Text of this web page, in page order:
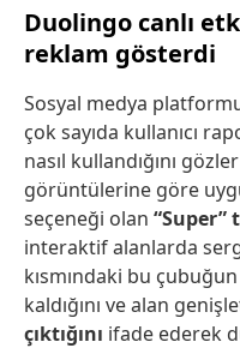
Duolingo canlı
reklam gösterdi
Sosyal medya
çok sayıda kullanıcı
nasıl kullandığını
görüntülerine göre
seçeneği olan
interaktif alanlarda
kısmındaki bu
kaldığını ve alan
çıktığını ifade ederek